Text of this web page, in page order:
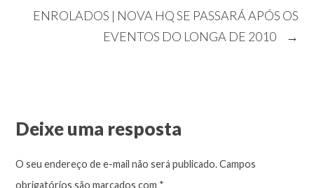
ENROLADOS | NOVA HQ SE PASSARÁ APÓS OS
EVENTOS DO LONGA DE 2010
→
Deixe uma resposta
O seu endereço de e-mail não será publicado.Campos
obrigatórios são marcados com *